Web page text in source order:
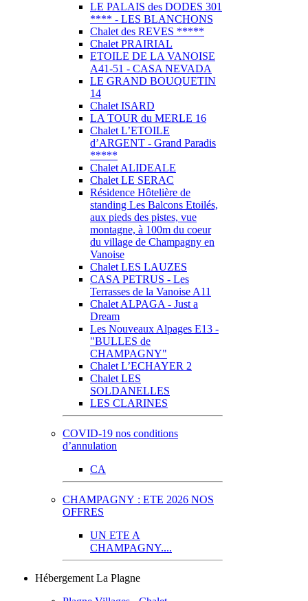
LE PALAIS des DODES 301
**** - LES BLANCHONS
Chalet des REVES *****
Chalet PRAIRIAL
ETOILE DE LA VANOISE
A41-51 - CASA NEVADA
LE GRAND BOUQUETIN
14
Chalet ISARD
LA TOUR du MERLE 16
Chalet L’ETOILE
d’ARGENT - Grand Paradis
*****
Chalet ALIDEALE
Chalet LE SERAC
Résidence Hôtelière de
standing Les Balcons Etoilés,
aux pieds des pistes, vue
montagne, à 100m du coeur
du village de Champagny en
Vanoise
Chalet LES LAUZES
CASA PETRUS - Les
Terrasses de la Vanoise A11
Chalet ALPAGA - Just a
Dream
Les Nouveaux Alpages E13 -
"BULLES de
CHAMPAGNY"
Chalet L’ECHAYER 2
Chalet LES
SOLDANELLES
LES CLARINES
COVID-19 nos conditions
d’annulation
CA
CHAMPAGNY : ETE 2026 NOS
OFFRES
UN ETE A
CHAMPAGNY....
Hébergement La Plagne